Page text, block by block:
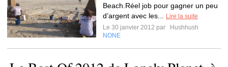
Beach.Réel job pour gagner un peu
d’argent avec les...
Lire la suite
Le 30 janvier 2012 par
Hushhush
NONE